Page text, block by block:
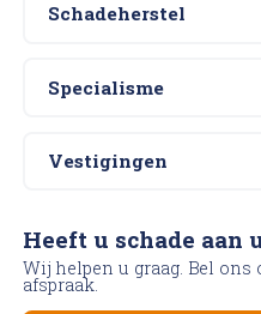
Schadeherstel
Specialisme
Vestigingen
Heeft u schade aan
Wij helpen u graag. Bel
afspraak.